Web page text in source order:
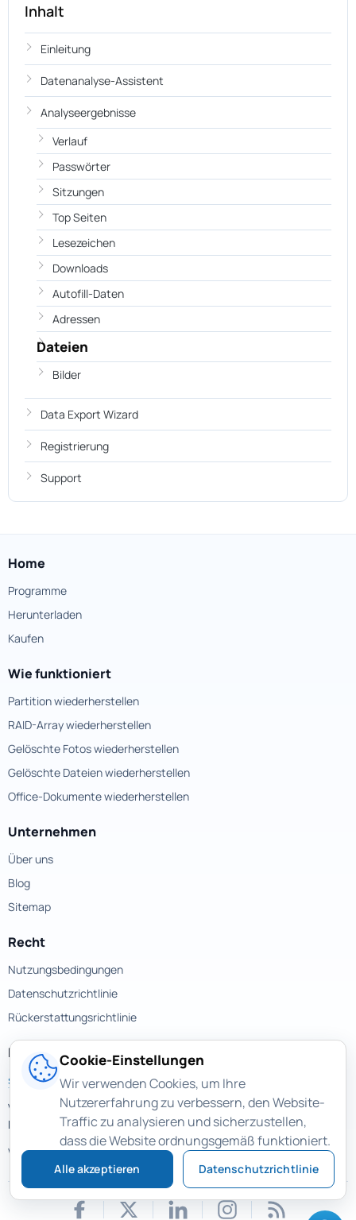
Inhalt
Einleitung
Datenanalyse-Assistent
Analyseergebnisse
Verlauf
Passwörter
Sitzungen
Top Seiten
Lesezeichen
Downloads
Autofill-Daten
Adressen
Dateien
Bilder
Data Export Wizard
Registrierung
Support
Home
Programme
Herunterladen
Kaufen
Wie funktioniert
Partition wiederherstellen
RAID-Array wiederherstellen
Gelöschte Fotos wiederherstellen
Gelöschte Dateien wiederherstellen
Office-Dokumente wiederherstellen
Unternehmen
Über uns
Blog
Sitemap
Recht
Nutzungsbedingungen
Datenschutzrichtlinie
Rückerstattungsrichtlinie
Kontakte
support@magicuneraser.com
Velyka Vasylkivska street, 77a
Kyiv, Ukraine
Weitere Kontakte >
Cookie-Einstellungen
Wir verwenden Cookies, um Ihre
Nutzererfahrung zu verbessern, den Website-
Traffic zu analysieren und sicherzustellen,
dass die Website ordnungsgemäß funktioniert.
Alle akzeptieren Datenschutzrichtlinie